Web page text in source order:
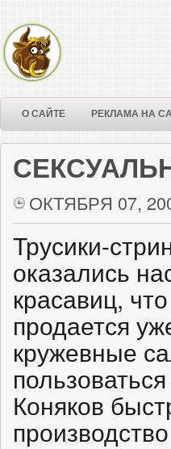
О САЙТЕ РЕКЛАМА НА
ОКТЯБРЯ 07,
Трусики-
оказались
красавиц,
продается
кружевные
Коняков